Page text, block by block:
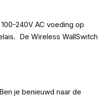
240V AC voeding op
De Wireless WallSwitch
je benieuwd naar de